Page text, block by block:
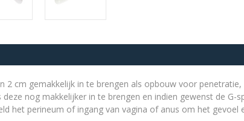
2 cm gemakkelijk in te brengen als opbouw voor
nog makkelijker in te brengen en indien gewenst de
het perineum of ingang van vagina of anus om het gevoel